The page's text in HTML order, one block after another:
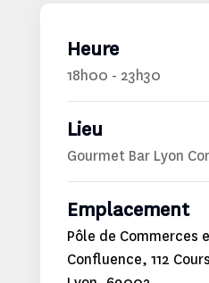
Heure
18h00 - 23h30
Lieu
Gourmet Bar Lyon
Emplacement
Pôle de Commerces
Confluence, 112